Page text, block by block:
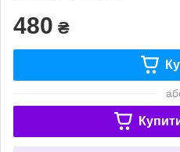
480 ₴